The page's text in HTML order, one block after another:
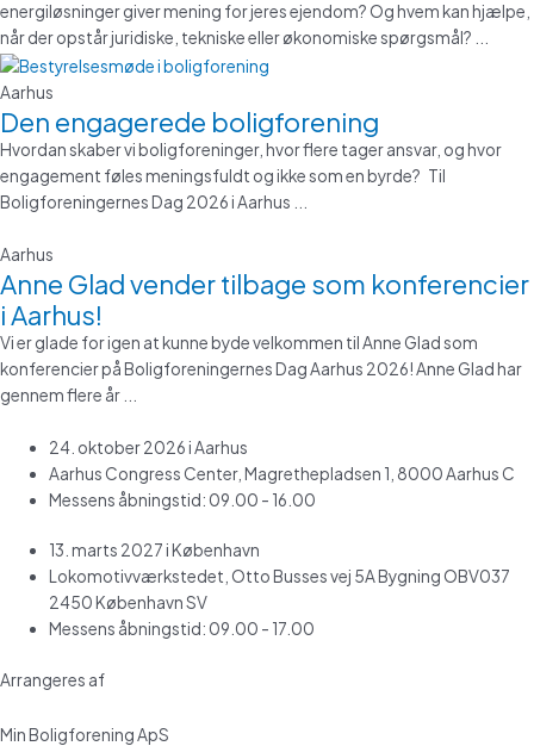
energiløsninger giver mening for jeres ejendom? Og hvem kan hjælpe,
når der opstår juridiske, tekniske eller økonomiske spørgsmål? ...
Aarhus
Den engagerede boligforening
Hvordan skaber vi boligforeninger, hvor flere tager ansvar, og hvor
engagement føles meningsfuldt og ikke som en byrde? Til
Boligforeningernes Dag 2026 i Aarhus ...
Aarhus
Anne Glad vender tilbage som konferencier
i Aarhus!
Vi er glade for igen at kunne byde velkommen til Anne Glad som
konferencier på Boligforeningernes Dag Aarhus 2026! Anne Glad har
gennem flere år ...
24. oktober 2026 i Aarhus
Aarhus Congress Center, Magrethepladsen 1, 8000 Aarhus C
Messens åbningstid: 09.00 - 16.00
13. marts 2027 i København
Lokomotivværkstedet, Otto Busses vej 5A Bygning OBV037
2450 København SV
Messens åbningstid: 09.00 - 17.00
Arrangeres af
Min Boligforening ApS